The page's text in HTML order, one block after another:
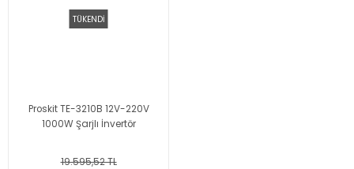
TÜKENDİ
Proskit TE-3210B 12V-220V
1000W Şarjlı İnvertör
19.595,52 TL